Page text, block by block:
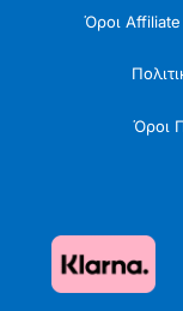
Όροι
Όροι